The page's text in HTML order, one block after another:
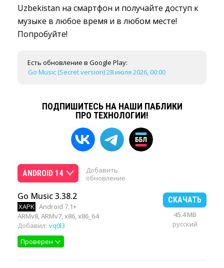
Uzbekistan на смартфон и получайте доступ к
музыке в любое время и в любом месте!
Попробуйте!
Есть обновление в Google Play:
Go Music (Secret version) 28 июля 2026, 00:00
ПОДПИШИТЕСЬ НА НАШИ ПАБЛИКИ
ПРО ТЕХНОЛОГИИ!
ANDROID 14
Добавить
обновление
Go Music 3.38.2
XAPK Android 7.1+
ARMv8, ARMv7, x86, x86_64
Добавил: vq0l3
Проверен
СКАЧАТЬ
45.4 MB
русский